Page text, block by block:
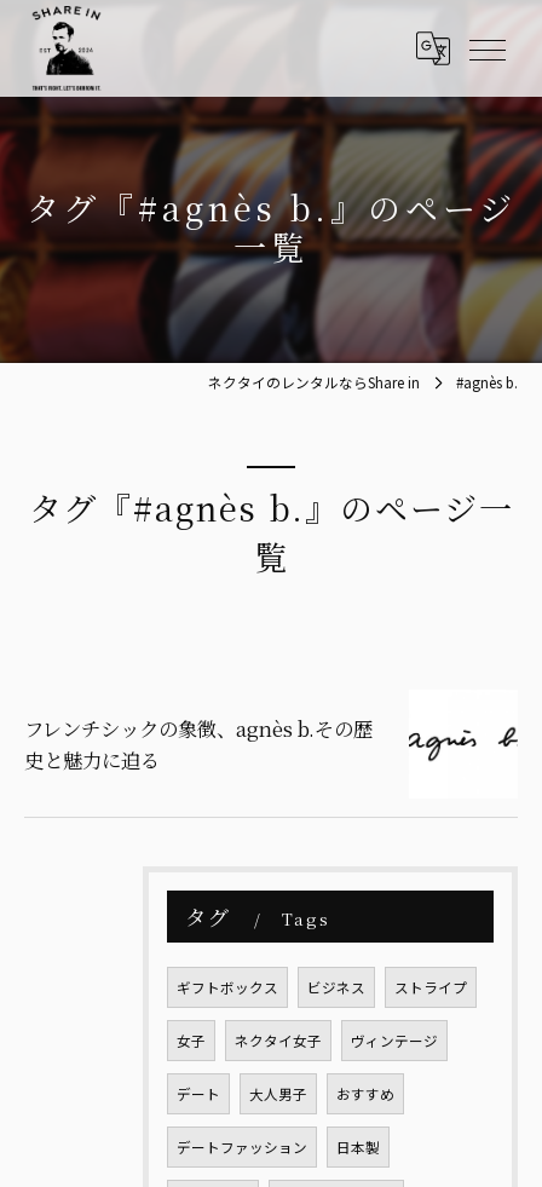
タグ『#agnès b.』のページ
一覧
ネクタイのレンタルならShare in #agnès b.
タグ『#agnès b.』のページ一
覧
フレンチシックの象徴、agnès b.その歴
史と魅力に迫る
タグ Tags
ギフトボックス ビジネス ストライプ
女子 ネクタイ女子 ヴィンテージ
デート 大人男子 おすすめ
デートファッション 日本製